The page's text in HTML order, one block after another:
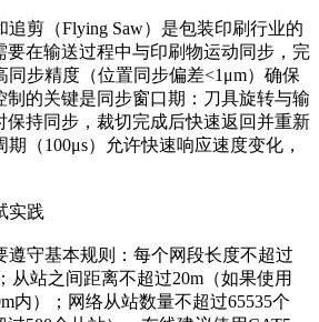
追剪（Flying Saw）是包装印刷行业的
要在输送过程中与印刷物运动同步，完
同步精度（位置同步偏差<1μm）确保
制的关键是同步窗口期：刀具旋转与输
保持同步，裁切完成后快速返回并重新
期（100μs）允许快速响应速度变化，
实践
遵守基本规则：每个网段长度不超过
从站之间距离不超过20m（如果使用
内）；网络从站数量不超过65535个